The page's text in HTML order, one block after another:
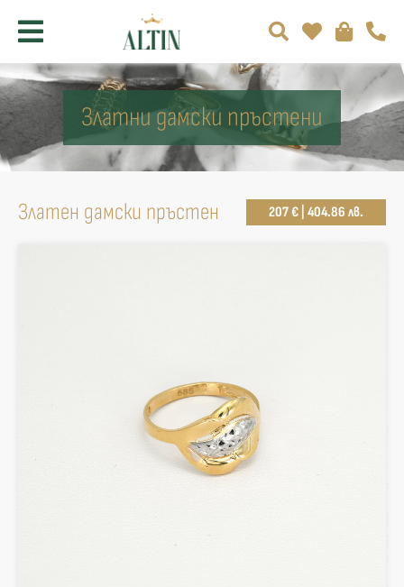
Златни дамски пръстени
Златен дамски пръстен 207 € | 404.86 лв.